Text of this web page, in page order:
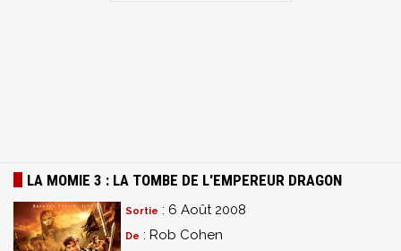
LA MOMIE 3 : LA TOMBE DE L'EMPEREUR DRAGON
Sortie : 6 Août 2008
De : Rob Cohen